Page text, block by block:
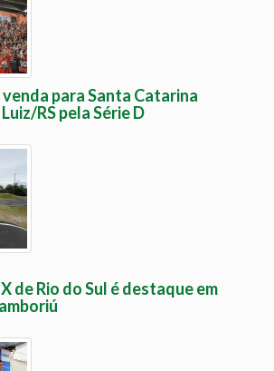
para Santa Catarina
RS pela Série D
de Rio do Sul é destaque em